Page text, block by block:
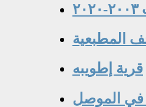
المطبعية
قرية إطويبه
الموصل